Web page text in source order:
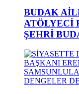
BUDAK
ATÖLYECİ
ŞEHRİ